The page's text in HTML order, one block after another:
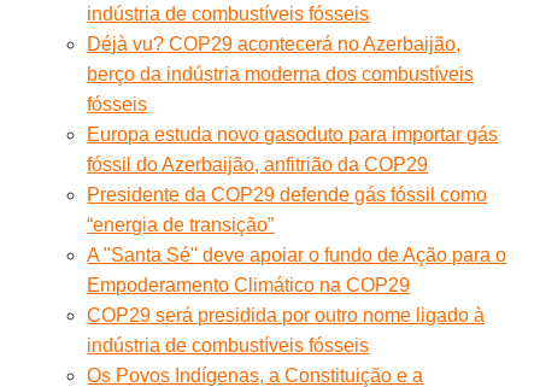
indústria de combustíveis fósseis
Déjà vu? COP29 acontecerá no Azerbaijão,
berço da indústria moderna dos combustíveis
fósseis
Europa estuda novo gasoduto para importar gás
fóssil do Azerbaijão, anfitrião da COP29
Presidente da COP29 defende gás fóssil como
“energia de transição”
A "Santa Sé" deve apoiar o fundo de Ação para o
Empoderamento Climático na COP29
COP29 será presidida por outro nome ligado à
indústria de combustíveis fósseis
Os Povos Indígenas, a Constituição e a